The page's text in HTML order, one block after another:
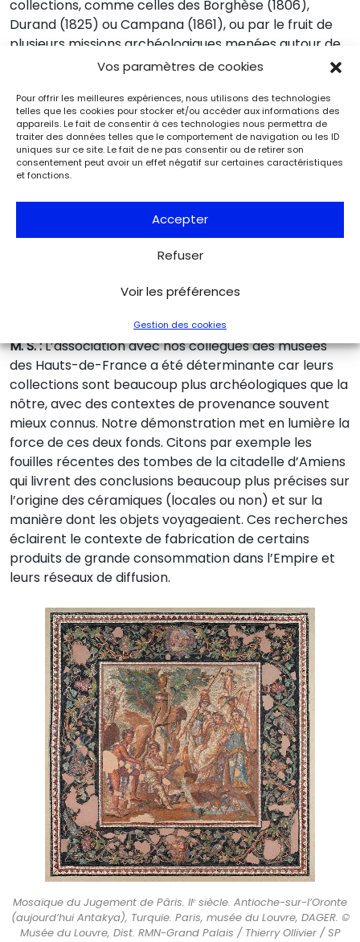
Vos paramètres de cookies
Pour offrir les meilleures expériences, nous utilisons des technologies
telles que les cookies pour stocker et/ou accéder aux informations des
appareils. Le fait de consentir à ces technologies nous permettra de
traiter des données telles que le comportement de navigation ou les ID
uniques sur ce site. Le fait de ne pas consentir ou de retirer son
consentement peut avoir un effet négatif sur certaines caractéristiques
et fonctions.
Accepter
Refuser
Voir les préférences
Gestion des cookies
collections, comme celles des Borghèse (1806),
Durand (1825) ou Campana (1861), ou par le fruit de
plusieurs missions archéologiques menées autour de
Méditerranéejusqu’à laSeconde Guerre
provenance plus assurée. Aujourd’hui, nous
continuons d’enrichir ce fonds avec une attention
particulière portée aux origines des objets, toutes
rigoureusement vérifiées. Cette histoire des
collections se traduit d’ailleurs directement par le
faciès des œuvres. Ainsi le fonds royal conservait
principalement des sculptures ; avec le
développement des missions archéologiques et les
goûts et intérêts des collectionneurs, d’autres
ont élargi le spectre de notre collection au cours du
M. S. :L’association avec nos collègues des musées
des Hauts-de-France a été déterminante car leurs
collections sont beaucoup plus archéologiques que la
nôtre, avec des contextes de provenance souvent
mieux connus. Notre démonstration met en lumière la
force de ces deux fonds. Citons par exemple les
fouilles récentes des tombes de la citadelle d’Amiens
qui livrent des conclusions beaucoup plus précises sur
l’origine des céramiques (locales ou non) et sur la
manière dont les objets voyageaient. Ces recherches
éclairent le contexte de fabrication de certains
produits de grande consommation dans l’Empire et
leurs réseaux de diffusion.
Mosaïque du Jugement de Pâris. IIᵉ siècle. Antioche-sur-l’Oronte
(aujourd’hui Antakya), Turquie. Paris, musée du Louvre, DAGER. ©
Musée du Louvre, Dist. RMN-Grand Palais / Thierry Ollivier / SP